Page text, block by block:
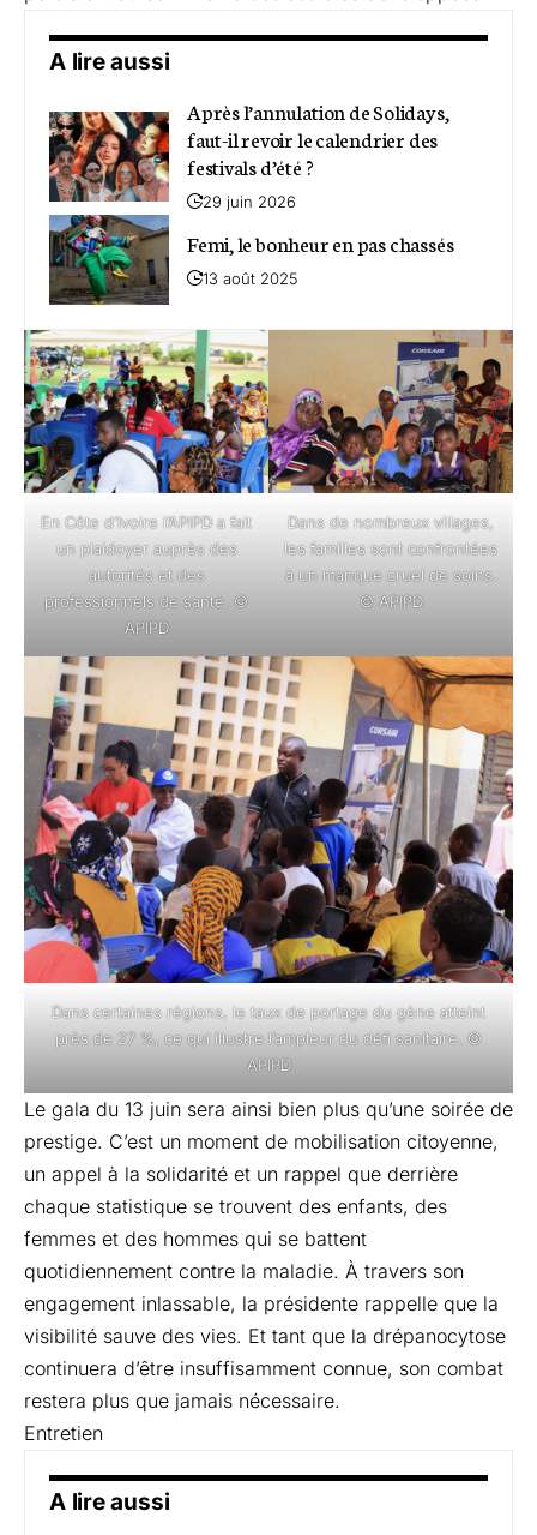
A lire aussi
Après l’annulation de Solidays,
faut-il revoir le calendrier des
festivals d’été ?
29 juin 2026
Femi, le bonheur en pas chassés
13 août 2025
En Côte d’Ivoire l’APIPD a fait
un plaidoyer auprès des
autorités et des
professionnels de santé. ©
APIPD
Dans de nombreux villages,
les familles sont confrontées
à un manque cruel de soins.
© APIPD
Dans certaines régions, le taux de portage du gène atteint
près de 27 %, ce qui illustre l’ampleur du défi sanitaire. ©
APIPD
Le gala du 13 juin sera ainsi bien plus qu’une soirée de
prestige. C’est un moment de mobilisation citoyenne,
un appel à la solidarité et un rappel que derrière
chaque statistique se trouvent des enfants, des
femmes et des hommes qui se battent
quotidiennement contre la maladie. À travers son
engagement inlassable, la présidente rappelle que la
visibilité sauve des vies. Et tant que la drépanocytose
continuera d’être insuffisamment connue, son combat
restera plus que jamais nécessaire.
Entretien
A lire aussi